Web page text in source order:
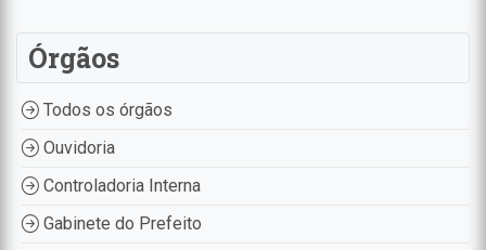
Órgãos
Todos os órgãos
Ouvidoria
Controladoria Interna
Gabinete do Prefeito